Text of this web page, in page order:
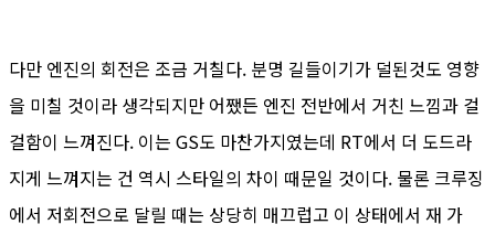
다만 엔진의 회전은 조금 거칠다. 분명 길들이기가 덜된것도 영향
을 미칠 것이라 생각되지만 어쨌든 엔진 전반에서 거친 느낌과 걸
걸함이 느껴진다. 이는 GS도 마찬가지였는데 RT에서 더 도드라
지게 느껴지는 건 역시 스타일의 차이 때문일 것이다. 물론 크루징
에서 저회전으로 달릴 때는 상당히 매끄럽고 이 상태에서 재 가